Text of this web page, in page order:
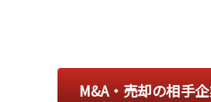
M&A・売却の相手